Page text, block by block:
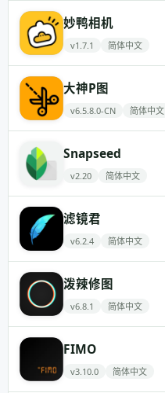
妙鸭相机
v1.7.1 简体中文
大神P图
v6.5.8.0-CN 简体中文
Snapseed
v2.20 简体中文
滤镜君
v6.2.4 简体中文
泼辣修图
v6.8.1 简体中文
FIMO
v3.10.0 简体中文